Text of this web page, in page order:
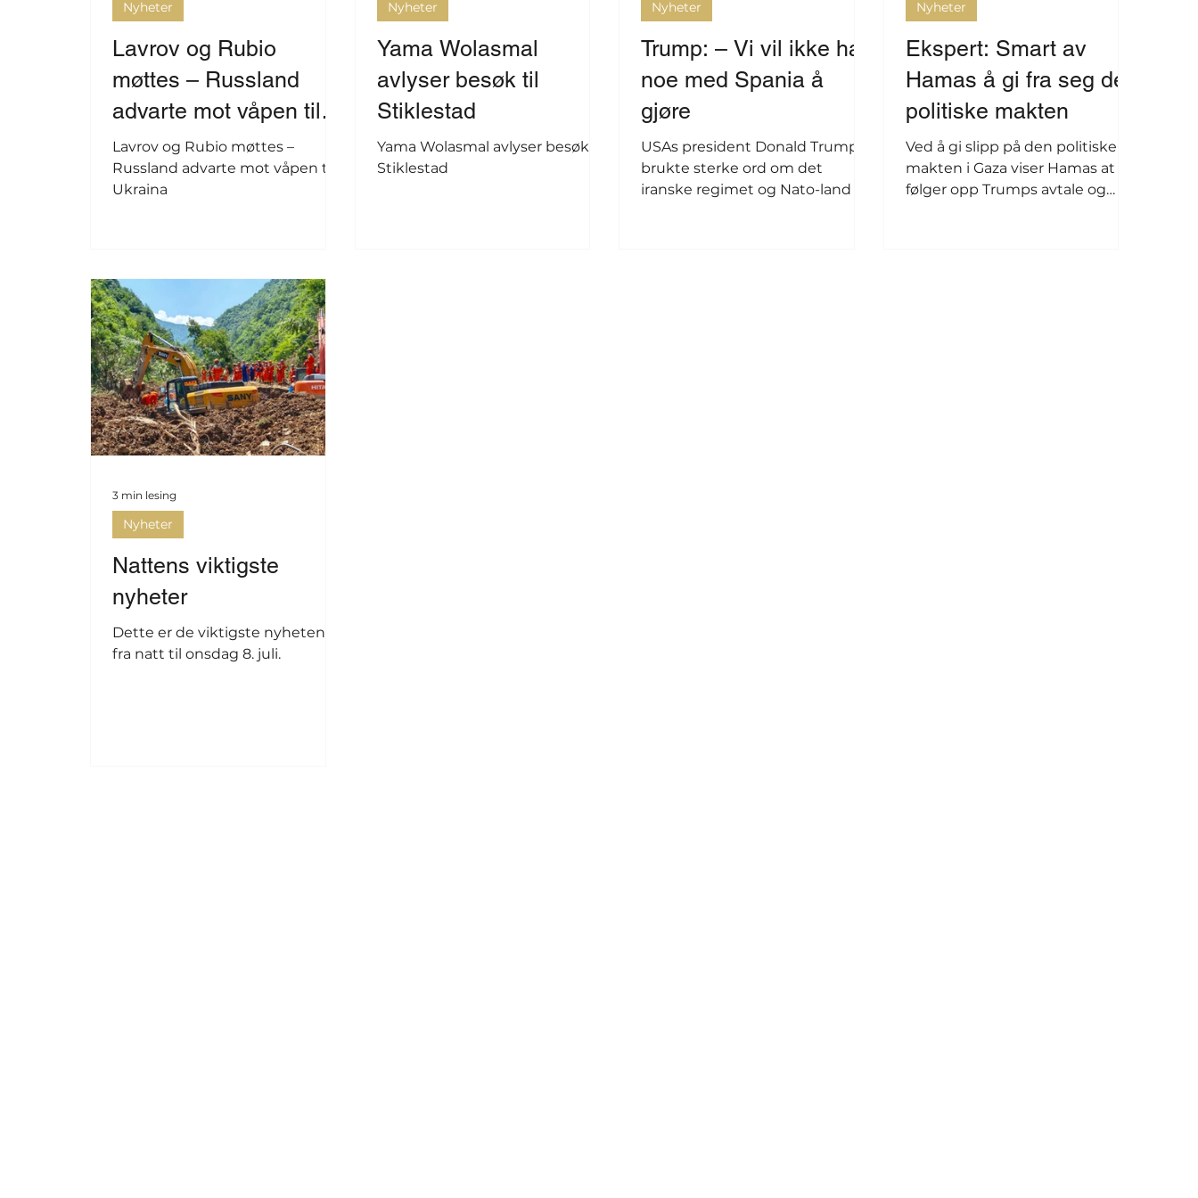
Lavrov og Rubio
møttes – Russland
advarte mot våpen til
Ukraina
Lavrov og Rubio møttes –
Russland advarte mot våpen til
Ukraina
Nyheter
Yama Wolasmal
avlyser besøk til
Stiklestad
Yama Wolasmal avlyser besøk til
Stiklestad
Nyheter
Trump: – Vi vil ikke ha
noe med Spania å
gjøre
USAs president Donald Trump
brukte sterke ord om det
iranske regimet og Nato-land i
Nyheter
Ekspert: Smart av
Hamas å gi fra seg den
politiske makten
Ved å gi slipp på den politiske
makten i Gaza viser Hamas at de
følger opp Trumps avtale og
Nyheter
Nattens viktigste
nyheter
Dette er de viktigste nyhetene
fra natt til onsdag 8. juli.
Nyheter
3 min lesing